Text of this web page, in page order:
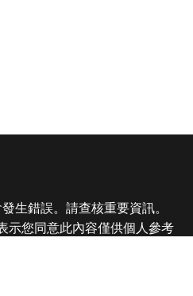
生錯誤。請查核重要資訊。
示您同意此內容僅供個人參考